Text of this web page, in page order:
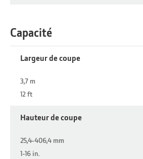
Largeur de coupe
3,7 m
12 ft
Hauteur de coupe
25,4-406,4 mm
1-16 in.
Capacité